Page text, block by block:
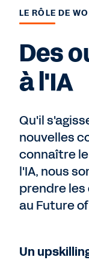
LE RÔLE DE
Des
à l'IA
Qu'il
nouvelles
connaître
l'IA, nous
prendre
au Future
Un